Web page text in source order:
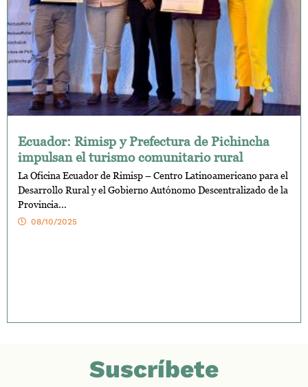
Ecuador: Rimisp y Prefectura de Pichincha
impulsan el turismo comunitario rural
La Oficina Ecuador de Rimisp – Centro Latinoamericano para el
Desarrollo Rural y el Gobierno Autónomo Descentralizado de la
Provincia...
08/10/2025
Suscríbete